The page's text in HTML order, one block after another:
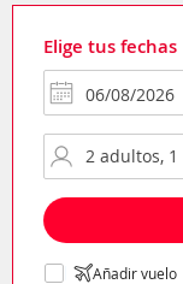
Elige tus fechas
Añadir vuelo